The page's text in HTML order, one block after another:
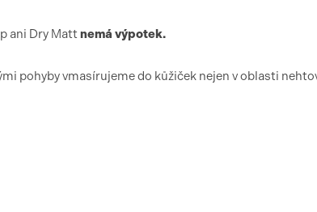
ani Dry Mattnemá výpotek.
pohyby vmasírujeme do kůžiček nejen v oblasti